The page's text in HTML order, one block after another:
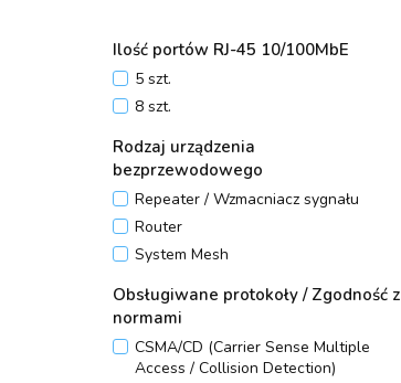
Ilość portów RJ-45 10/100MbE
5 szt.
8 szt.
Rodzaj urządzenia
bezprzewodowego
Repeater / Wzmacniacz sygnału
Router
System Mesh
Obsługiwane protokoły / Zgodność z
normami
CSMA/CD (Carrier Sense Multiple
Access / Collision Detection)